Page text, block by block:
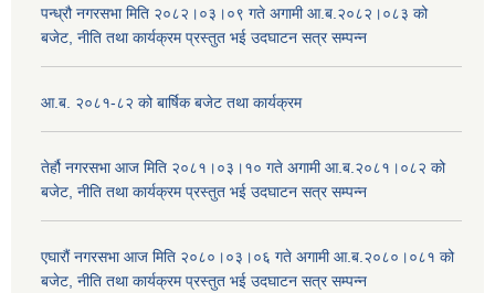
पन्ध्रौ नगरसभा मिति २०८२।०३।०९ गते अगामी आ.ब.२०८२।०८३ को
बजेट, नीति तथा कार्यक्रम प्रस्तुत भई उदघाटन सत्र सम्पन्न
आ.ब. २०८१-८२ को बार्षिक बजेट तथा कार्यक्रम
तेर्हौ नगरसभा आज मिति २०८१।०३।१० गते अगामी आ.ब.२०८१।०८२ को
बजेट, नीति तथा कार्यक्रम प्रस्तुत भई उदघाटन सत्र सम्पन्न
एघारौं नगरसभा आज मिति २०८०।०३।०६ गते अगामी आ.ब.२०८०।०८१ को
बजेट, नीति तथा कार्यक्रम प्रस्तुत भई उदघाटन सत्र सम्पन्न